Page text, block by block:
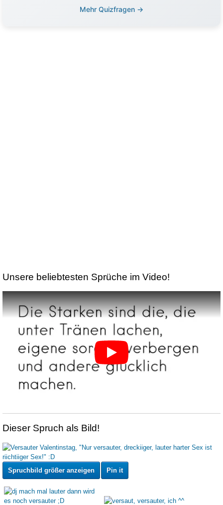
Mehr Quizfragen →
Unsere beliebtesten Sprüche im Video!
Dieser Spruch als Bild!
Spruchbild größer anzeigen Pin it